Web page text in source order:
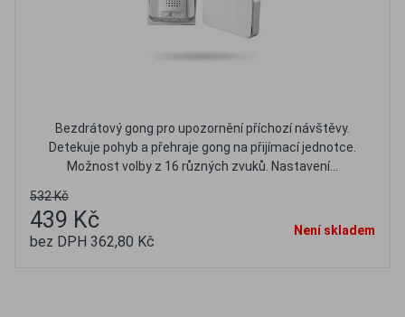
Bezdrátový gong pro upozornění příchozí návštěvy.
Detekuje pohyb a přehraje gong na přijímací jednotce.
Možnost volby z 16 různých zvuků. Nastavení...
532 Kč
439 Kč
bez DPH 362,80 Kč
Není skladem